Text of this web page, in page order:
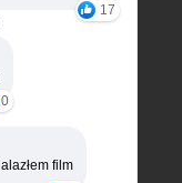
17
0
film